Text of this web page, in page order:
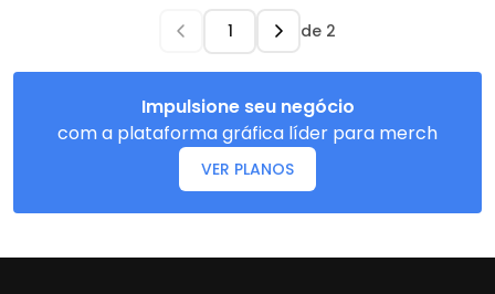
de 2
Impulsione seu negócio
com a plataforma gráfica líder para merch
VER PLANOS